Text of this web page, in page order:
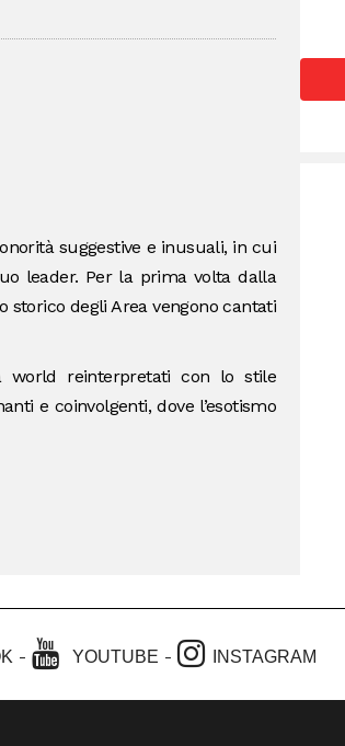
suggestive e inusuali, in cui
leader. Per la prima volta dalla
degli Area vengono cantati
world reinterpretati con lo stile
e coinvolgenti, dove l’esotismo
- YOUTUBE - INSTAGRAM